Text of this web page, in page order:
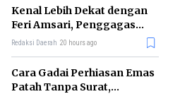
Kenal Lebih Dekat dengan
Feri Amsari, Penggagas
Kabinet Bayangan
Redaksi Daerah 20 hours ago
Cara Gadai Perhiasan Emas
Patah Tanpa Surat,